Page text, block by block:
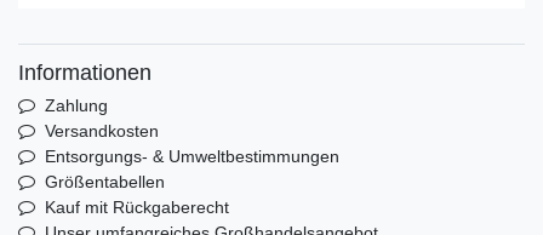
Informationen
Zahlung
Versandkosten
Entsorgungs- & Umweltbestimmungen
Größentabellen
Kauf mit Rückgaberecht